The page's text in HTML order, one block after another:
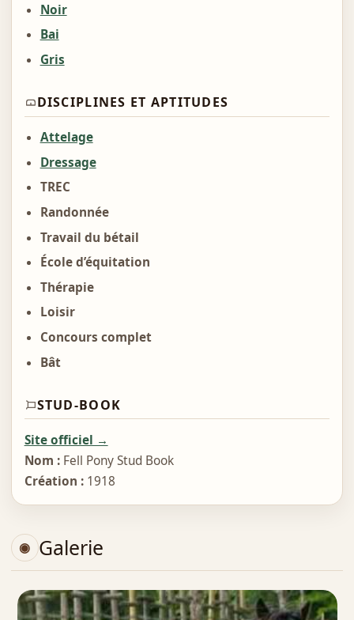
Noir
Bai
Gris
DISCIPLINES ET APTITUDES
Attelage
Dressage
TREC
Randonnée
Travail du bétail
École d’équitation
Thérapie
Loisir
Concours complet
Bât
STUD-BOOK
Site officiel →
Nom :Fell Pony Stud Book
Création :1918
Galerie